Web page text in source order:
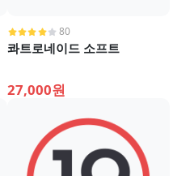
80
콰트로네이드 소프트
27,000원